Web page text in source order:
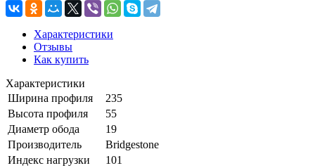
Характеристики
Отзывы
Как купить
Характеристики
Ширина профиля
235
Высота профиля
55
Диаметр обода
19
Производитель
Bridgestone
Индекс нагрузки
101